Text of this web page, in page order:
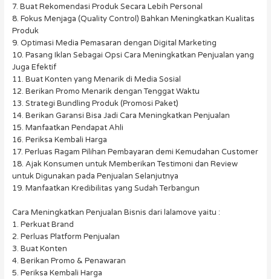
7. Buat Rekomendasi Produk Secara Lebih Personal
8. Fokus Menjaga (Quality Control) Bahkan Meningkatkan Kualitas
Produk
9. Optimasi Media Pemasaran dengan Digital Marketing
10. Pasang Iklan Sebagai Opsi Cara Meningkatkan Penjualan yang
Juga Efektif
11. Buat Konten yang Menarik di Media Sosial
12. Berikan Promo Menarik dengan Tenggat Waktu
13. Strategi Bundling Produk (Promosi Paket)
14. Berikan Garansi Bisa Jadi Cara Meningkatkan Penjualan
15. Manfaatkan Pendapat Ahli
16. Periksa Kembali Harga
17. Perluas Ragam Pilihan Pembayaran demi Kemudahan Customer
18. Ajak Konsumen untuk Memberikan Testimoni dan Review
untuk Digunakan pada Penjualan Selanjutnya
19. Manfaatkan Kredibilitas yang Sudah Terbangun
Cara Meningkatkan Penjualan Bisnis dari lalamove yaitu :
1. Perkuat Brand
2. Perluas Platform Penjualan
3. Buat Konten
4. Berikan Promo & Penawaran
5. Periksa Kembali Harga